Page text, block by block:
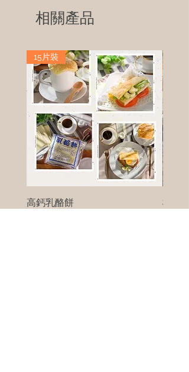
相關產品
15片裝
高鈣乳酪餅 樹葡萄